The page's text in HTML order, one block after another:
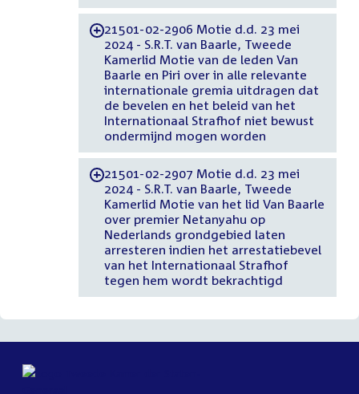
-21501-02-2906 Motie d.d. 23 mei
2024 - S.R.T. van Baarle, Tweede
Kamerlid Motie van de leden Van
Baarle en Piri over in alle relevante
internationale gremia uitdragen dat
de bevelen en het beleid van het
Internationaal Strafhof niet bewust
ondermijnd mogen worden
-21501-02-2907 Motie d.d. 23 mei
2024 - S.R.T. van Baarle, Tweede
Kamerlid Motie van het lid Van Baarle
over premier Netanyahu op
Nederlands grondgebied laten
arresteren indien het arrestatiebevel
van het Internationaal Strafhof
tegen hem wordt bekrachtigd